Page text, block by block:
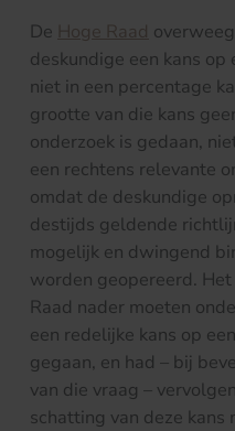
De Hoge Raad
deskundige een kans
niet in een percentage
grootte van die kans
onderzoek is gedaan,
een rechtens relevante
omdat de deskundige
destijds geldende
mogelijk en dwingend
worden geopereerd.
Raad nader moeten
een redelijke kans op
gegaan, en had – bij
van die vraag –
schatting van deze kans